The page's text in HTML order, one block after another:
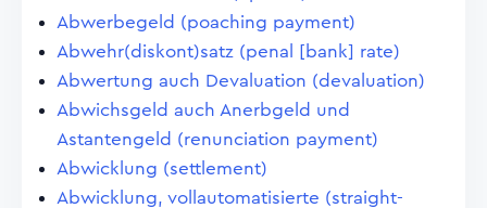
Abwerbegeld (poaching payment)
Abwehr(diskont)satz (penal [bank] rate)
Abwertung auch Devaluation (devaluation)
Abwichsgeld auch Anerbgeld und
Astantengeld (renunciation payment)
Abwicklung (settlement)
Abwicklung, vollautomatisierte (straight-